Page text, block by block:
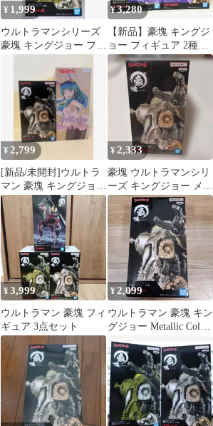
¥ 1,999
ウルトラマンシリーズ
豪塊 キングジョー フィ
¥3,280
【新品】豪塊 キングジ
ョー フィギュア 2種セ
ット
¥ 2,799
[新品/未開封]ウルトラ
マン 豪塊 キングジョー
うる星やつら ラム フィ
ギュア
¥2,333
豪塊 ウルトラマンシリ
ーズ キングジョー メタ
リックカラー
¥3,999
ウルトラマン 豪塊 フィ
ギュア 3点セット
¥2,099
ウルトラマン 豪塊 キン
グジョー Metallic Color
ver.